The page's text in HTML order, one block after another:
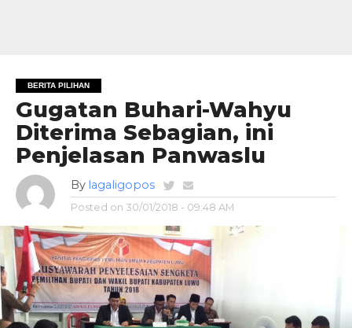
BERITA PILIHAN
Gugatan Buhari-Wahyu
Diterima Sebagian, ini
Penjelasan Panwaslu
By lagaligopos
Posted on 30/01/2018 - 09:48 AM